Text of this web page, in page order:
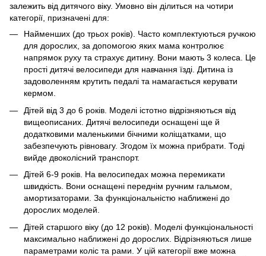
залежить від дитячого віку. Умовно він ділиться на чотири
категорії, призначені для:
Найменших (до трьох років). Часто комплектуються ручкою
для дорослих, за допомогою яких мама контролює
напрямок руху та страхує дитину. Вони мають 3 колеса. Це
прості дитячі велосипеди для навчання їзді. Дитина із
задоволенням крутить педалі та намагається керувати
кермом.
Дітей від 3 до 6 років. Моделі істотно відрізняються від
вищеописаних. Дитячі велосипеди оснащені ще й
додатковими маленькими бічними коліщатками, що
забезпечують рівновагу. Згодом їх можна прибрати. Тоді
вийде двоколісний транспорт.
Дітей 6-9 років. На велосипедах можна перемикати
швидкість. Вони оснащені переднім ручним гальмом,
амортизаторами. За функціональністю наближені до
дорослих моделей.
Дітей старшого віку (до 12 років). Моделі функціональності
максимально наближені до дорослих. Відрізняються лише
параметрами коліс та рами. У цій категорії вже можна